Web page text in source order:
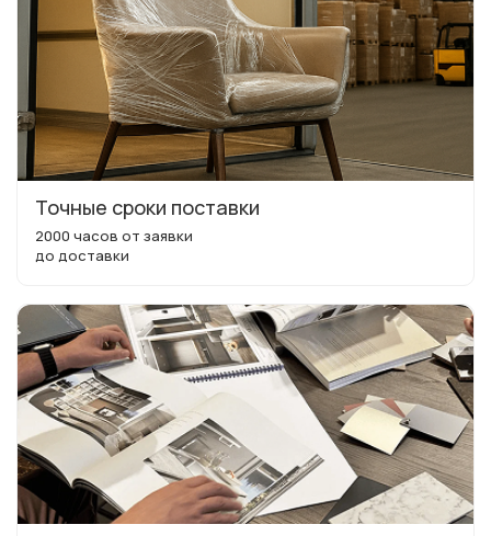
Точные сроки поставки
2000 часов от заявки
до доставки